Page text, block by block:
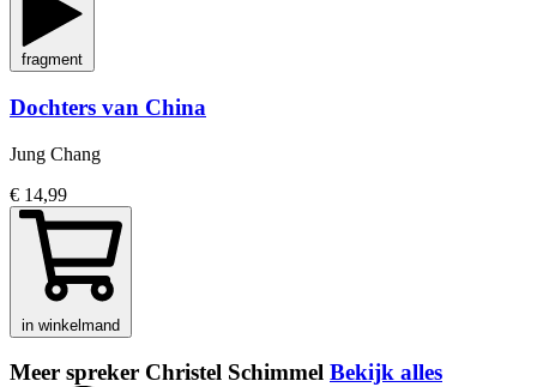
fragment
Dochters van China
Jung Chang
€ 14,99
in winkelmand
Meer spreker Christel Schimmel Bekijk alles